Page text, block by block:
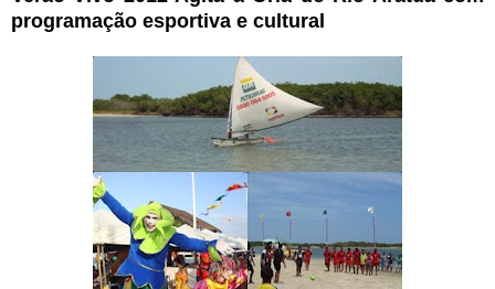
programação esportiva e cultural